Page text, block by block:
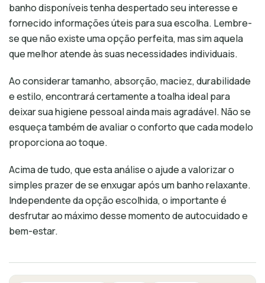
banho disponíveis tenha despertado seu interesse e
fornecido informações úteis para sua escolha. Lembre-
se que não existe uma opção perfeita, mas sim aquela
que melhor atende às suas necessidades individuais.
Ao considerar tamanho, absorção, maciez, durabilidade
e estilo, encontrará certamente a toalha ideal para
deixar sua higiene pessoal ainda mais agradável. Não se
esqueça também de avaliar o conforto que cada modelo
proporciona ao toque.
Acima de tudo, que esta análise o ajude a valorizar o
simples prazer de se enxugar após um banho relaxante.
Independente da opção escolhida, o importante é
desfrutar ao máximo desse momento de autocuidado e
bem-estar.